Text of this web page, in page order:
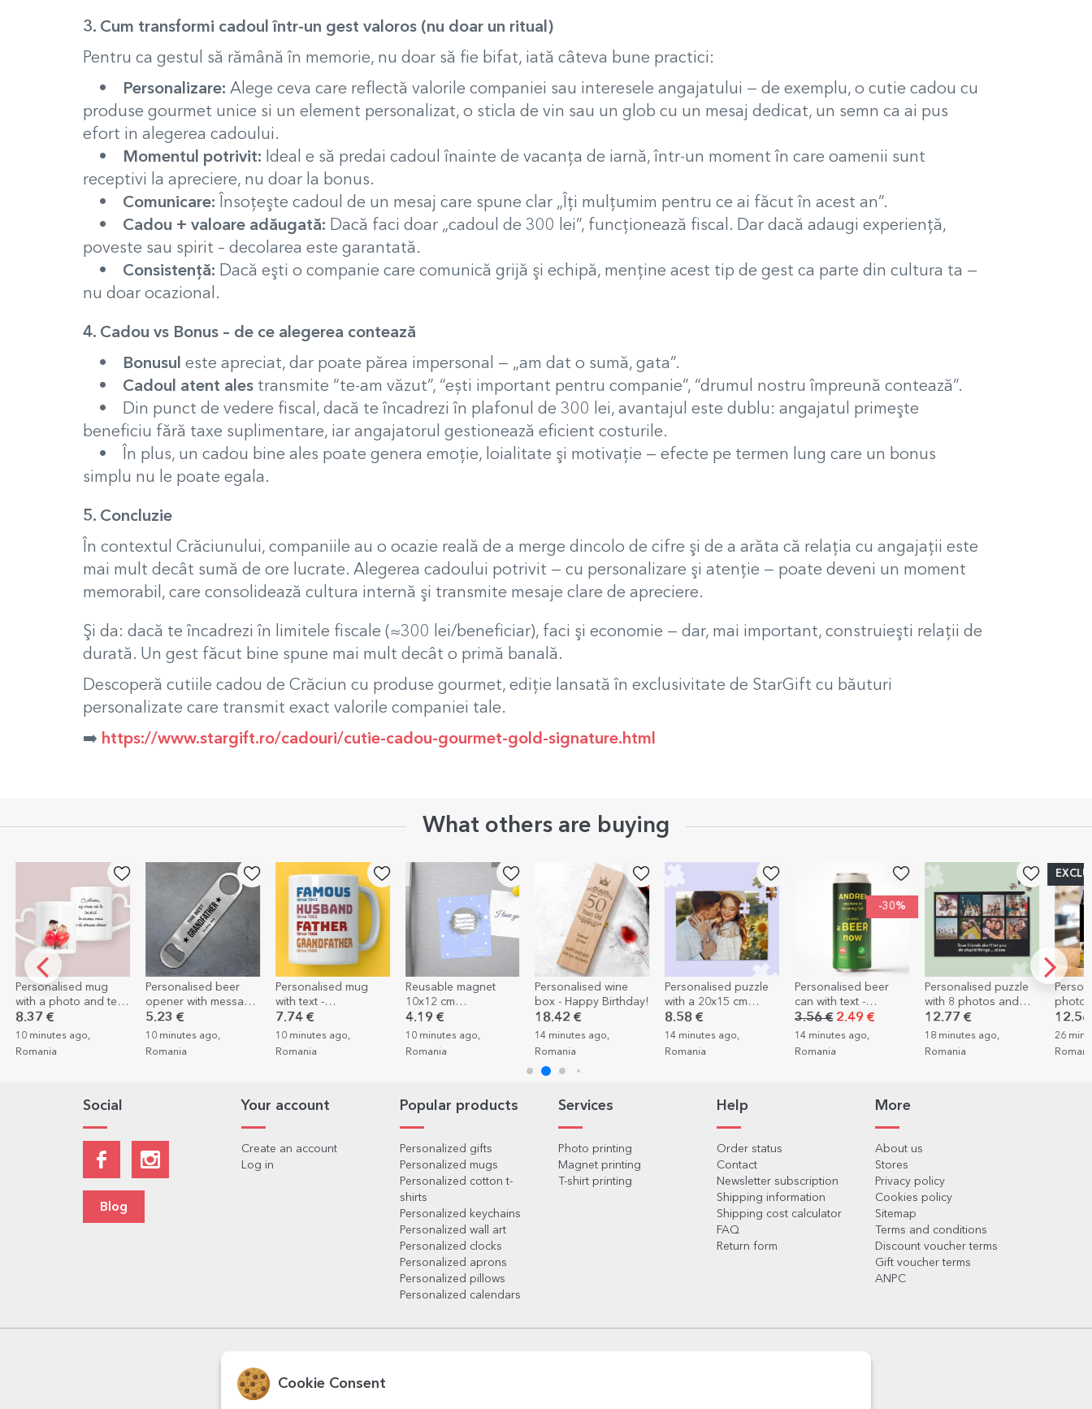
3. Cum transformi cadoul într-un gest valoros (nu doar un ritual)
Pentru ca gestul să rămână în memorie, nu doar să fie bifat, iată câteva bune practici:
• Personalizare: Alege ceva care reflectă valorile companiei sau interesele angajatului — de exemplu, o cutie cadou cu
produse gourmet unice si un element personalizat, o sticla de vin sau un glob cu un mesaj dedicat, un semn ca ai pus
efort in alegerea cadoului.
• Momentul potrivit: Ideal e să predai cadoul înainte de vacanţa de iarnă, într-un moment în care oamenii sunt
receptivi la apreciere, nu doar la bonus.
•
Comunicare: Însoţeşte cadoul de un mesaj care spune clar „Îți mulţumim pentru ce ai făcut în acest an”.
•
Cadou + valoare adăugată: Dacă faci doar „cadoul de 300 lei”, funcţionează fiscal. Dar dacă adaugi experienţă,
poveste sau spirit – decolarea este garantată.
•
Consistență: Dacă eşti o companie care comunică grijă şi echipă, menţine acest tip de gest ca parte din cultura ta —
nu doar ocazional.
4. Cadou vs Bonus – de ce alegerea contează
• Bonusul este apreciat, dar poate părea impersonal — „am dat o sumă, gata”.
• Cadoul atent ales transmite “te-am văzut”, “ești important pentru companie”, “drumul nostru împreună contează”.
• Din punct de vedere fiscal, dacă te încadrezi în plafonul de 300 lei, avantajul este dublu: angajatul primeşte
beneficiu fără taxe suplimentare, iar angajatorul gestionează eficient costurile.
• În plus, un cadou bine ales poate genera emoţie, loialitate şi motivaţie — efecte pe termen lung care un bonus
simplu nu le poate egala.
5. Concluzie
În contextul Crăciunului, companiile au o ocazie reală de a merge dincolo de cifre şi de a arăta că relaţia cu angajaţii este
mai mult decât sumă de ore lucrate. Alegerea cadoului potrivit — cu personalizare şi atenţie — poate deveni un moment
memorabil, care consolidează cultura internă şi transmite mesaje clare de apreciere.
Şi da: dacă te încadrezi în limitele fiscale (≈300 lei/beneficiar), faci şi economie — dar, mai important, construieşti relaţii de
durată. Un gest făcut bine spune mai mult decât o primă banală.
Descoperă cutiile cadou de Crăciun cu produse gourmet, ediție lansată în exclusivitate de StarGift cu băuturi
personalizate care transmit exact valorile companiei tale.
➡️ https://www.stargift.ro/cadouri/cutie-cadou-gourmet-gold-signature.html
What others are buying
Personalised mug
with a photo and text
– heart-shaped
handle design
8.37 €
10 minutes ago,
Romania
Personalised beer
opener with message
- Star
5.23 €
10 minutes ago,
Romania
Personalised mug
with text -
Grandfather's story
7.74 €
10 minutes ago,
Romania
Reusable magnet
10x12 cm
personalised with text
- Surpriza
4.19 €
10 minutes ago,
Romania
Personalised wine
box - Happy Birthday!
18.42 €
14 minutes ago,
Romania
Personalised puzzle
with a 20x15 cm
photo
8.58 €
14 minutes ago,
Romania
-30%
Personalised beer
can with text -
Incoming call
3.56 €2.49 €
14 minutes ago,
Romania
Personalised puzzle
with 8 photos and
text, 36x24 cm
12.77 €
18 minutes ago,
Romania
photo
12.56
26
Social
Blog
Your account
Create an account
Log in
Popular products
Personalized gifts
Personalized mugs
Personalized cotton t-
shirts
Personalized keychains
Personalized wall art
Personalized clocks
Personalized aprons
Personalized pillows
Personalized calendars
Services
Photo printing
Magnet printing
T-shirt printing
Help
Order status
Contact
Newsletter subscription
Shipping information
Shipping cost calculator
FAQ
Return form
More
About us
Stores
Privacy policy
Cookies policy
Sitemap
Terms and conditions
Discount voucher terms
Gift voucher terms
ANPC
Cookie Consent